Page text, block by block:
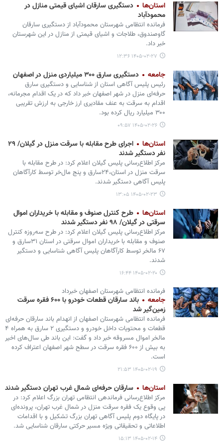
استان‌ها
دستگیری سارقان اشیای قیمتی منازل در
محمودآباد
فرمانده انتظامی شهرستان محمودآباد از دستگیری سارقان
گاوصندوق، طلاجات و اشیای قیمتی از منازل در این شهرستان
خبر داد.
۱۴۰۵-۰۲-۲۷ ۱۲:۳۶
جامعه دستگیری سارق ۳۰۰ میلیاردی منزل در اصفهان
رئیس پلیس آگاهی استان از شناسایی و دستگیری سارق
حرفه‌ای منزل در شهر اصفهان خبر داد که در یک اقدام مجرمانه،
اقدام به سرقت به عنف مقادیری ارز خارجی به ارزش تقریبی
۳۰۰ میلیارد ریال کرده بود.
۱۴۰۵-۰۲-۲۶ ۰۹:۵۷
استان‌ها
اجرای طرح مقابله با سرقت منزل در گیلان/ ۲۹
نفر دستگیر شدند
مرکز اطلاع‌رسانی پلیس گیلان اعلام کرد: در طرح مقابله با
سرقت منزل در استان،۲۴سارق و پنج مال‌خر توسط کارآگاهان
پلیس آگاهی دستگیر شدند.
۱۴۰۵-۰۲-۲۳ ۱۳:۰۵
استان‌ها
طرح کنترل صنوف و مقابله با خریداران اموال
سرقتی در گیلان/ ۹۸ نفر دستگیر شدند
مرکز اطلاع‌رسانی پلیس گیلان اعلام کرد: در طرح سه‌روزه کنترل
صنوف و مقابله با خریداران اموال سرقتی در استان ۳۱سارق و
۶۷ مالخر توسط کارآگاهان پلیس آگاهی شناسایی و دستگیر
شدند.
۱۴۰۵-۰۲-۲۰ ۱۶:۴۴
فرمانده انتظامی شهرستان اصفهان خبرداد
جامعه
باند سارقان قطعات خودرو با ۶۰۰ فقره سرقت
زمین‌گیر شد
فرمانده انتظامی شهرستان اصفهان از انهدام باند سارقان حرفه‌ای
قطعات و محتویات داخل خودرو و دستگیری ۲ سارق به همراه ۴
مالخر اموال مسروقه خبر داد و گفت: این باند طی سال‌های اخیر
به بیش از ۶۰۰ فقره سرقت در سطح شهر اصفهان اعتراف کرده
است.
۱۴۰۵-۰۲-۱۹ ۲۱:۵۳
استان‌ها سارقان حرفه‌ای شمال غرب تهران دستگیر شدند
مرکز اطلاع‌رسانی فرماندهی انتظامی تهران بزرگ اعلام کرد: در
پی وقوع یک فقره سرقت منزل در شمال غرب تهران، پرونده‌ای
در پایگاه دوم پلیس آگاهی تهران بزرگ تشکیل و با اقدامات
اطلاعاتی و تحقیقاتی ویژه مسیر حرکتی سارقان شناسایی شد.
۱۴۰۵-۰۲-۱۴ ۱۵:۱۳